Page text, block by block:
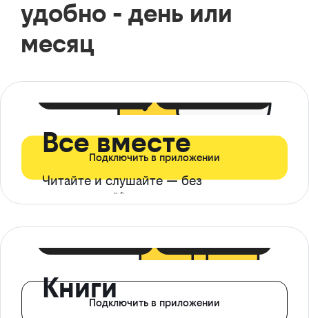
удобно - день или
месяц
Все вместе
Читайте и слушайте — без
ограничений*
Подключить в приложении
КнигиПодключить в приложении